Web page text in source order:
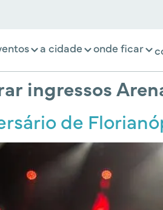
a cidade onde ficar
ingressos
de